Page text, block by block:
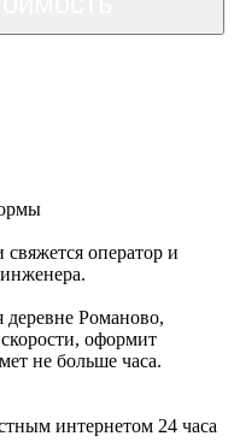
оператор и
Романово,
оформит
не больше часа.
интернетом 24 часа